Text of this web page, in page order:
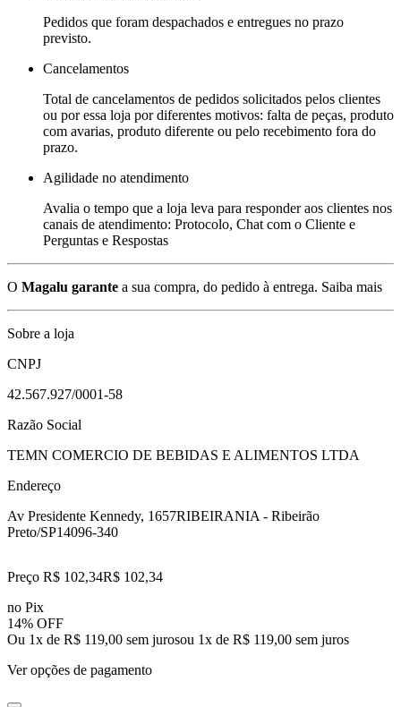
Pedidos que foram despachados e entregues no prazo
previsto.
Cancelamentos
Total de cancelamentos de pedidos solicitados pelos clientes
ou por essa loja por diferentes motivos: falta de peças, produto
com avarias, produto diferente ou pelo recebimento fora do
prazo.
Agilidade no atendimento
Avalia o tempo que a loja leva para responder aos clientes nos
canais de atendimento: Protocolo, Chat com o Cliente e
Perguntas e Respostas
O Magalu garante a sua compra, do pedido à entrega. Saiba mais
Sobre a loja
CNPJ
42.567.927/0001-58
Razão Social
TEMN COMERCIO DE BEBIDAS E ALIMENTOS LTDA
Endereço
Av Presidente Kennedy, 1657RIBEIRANIA - Ribeirão
Preto/SP14096-340
Preço R$ 102,34R$ 102,34
no Pix
14% OFF
Ou 1x de R$ 119,00 sem jurosou 1x de R$ 119,00 sem juros
Ver opções de pagamento